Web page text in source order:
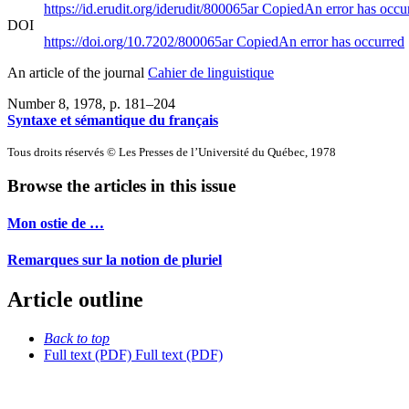
https://id.erudit.org/iderudit/800065arCopiedAn error has
DOI
https://doi.org/10.7202/800065arCopiedAn error has occurred
An article of the journal Cahier de linguistique
Number 8, 1978, p. 181–204
Syntaxe et sémantique du français
Tous droits réservés © Les Presses de l’Université du Québec, 1978
Browse the articles in this issue
Mon ostie de …
Remarques sur la notion de pluriel
Article outline
Back to top
Full text (PDF) Full text (PDF)